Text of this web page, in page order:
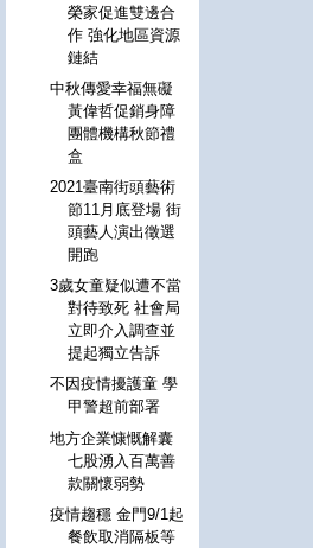
榮家促進雙邊合
作 強化地區資源
鏈結
中秋傳愛幸福無礙
黃偉哲促銷身障
團體機構秋節禮
盒
2021臺南街頭藝術
節11月底登場 街
頭藝人演出徵選
開跑
3歲女童疑似遭不當
對待致死 社會局
立即介入調查並
提起獨立告訴
不因疫情擾護童 學
甲警超前部署
地方企業慷慨解囊
七股湧入百萬善
款關懷弱勢
疫情趨穩 金門9/1起
餐飲取消隔板等